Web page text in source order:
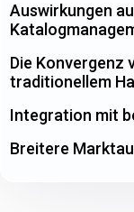
Auswirkungen
Die Konvergenz
traditionellem
Integration mit
Breitere